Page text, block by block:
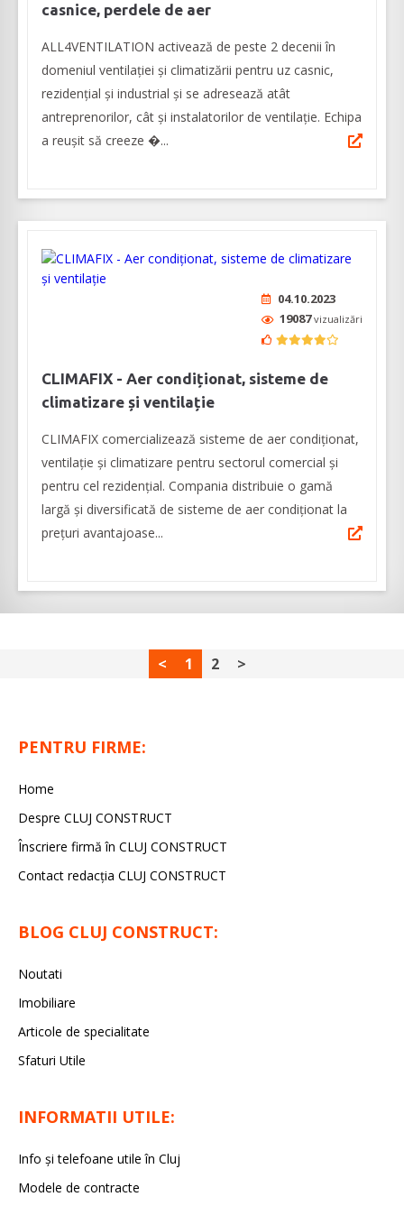
casnice, perdele de aer
ALL4VENTILATION activează de peste 2 decenii în
domeniul ventilației și climatizării pentru uz casnic,
rezidențial și industrial și se adresează atât
antreprenorilor, cât și instalatorilor de ventilație. Echipa
a reușit să creeze �...
04.10.2023
19087vizualizări
CLIMAFIX - Aer condiționat, sisteme de
climatizare și ventilație
CLIMAFIX comercializează sisteme de aer condiționat,
ventilație și climatizare pentru sectorul comercial și
pentru cel rezidențial. Compania distribuie o gamă
largă și diversificată de sisteme de aer condiționat la
prețuri avantajoase...
< 1 2 >
PENTRU FIRME:
Home
Despre CLUJ CONSTRUCT
Înscriere firmă în CLUJ CONSTRUCT
Contact redacția CLUJ CONSTRUCT
BLOG CLUJ CONSTRUCT:
Noutati
Imobiliare
Articole de specialitate
Sfaturi Utile
INFORMATII UTILE:
Info și telefoane utile în Cluj
Modele de contracte